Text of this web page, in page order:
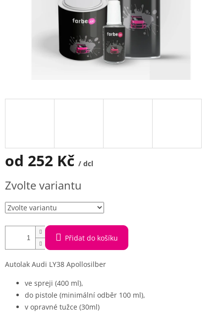
od 252 Kč / dcl
cena:
Zvolte variantu
Přidat do košíku
Autolak Audi LY38 Apollosilber
ve spreji (400 ml),
do pistole (minimální odběr 100 ml),
v opravné tužce (30ml)